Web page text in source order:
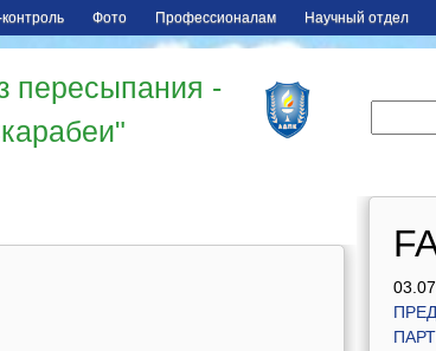
Фото Профессионалам Научный отдел
пересыпания -